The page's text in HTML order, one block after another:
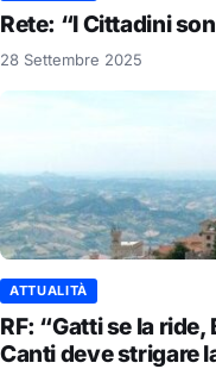
Rete: “I Cittadini
28 Settembre 2025
ATTUALITÀ
RF: “Gatti se la
Canti deve strigare